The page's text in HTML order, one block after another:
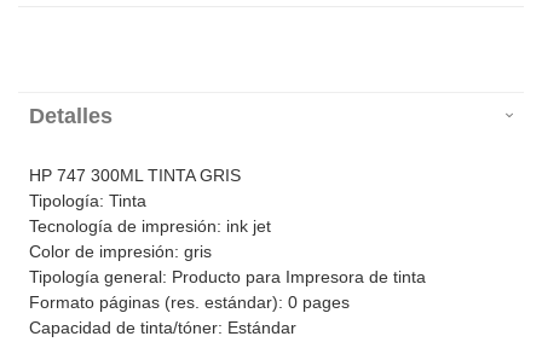
Detalles
HP 747 300ML TINTA GRIS
Tipología: Tinta
Tecnología de impresión: ink jet
Color de impresión: gris
Tipología general: Producto para Impresora de tinta
Formato páginas (res. estándar): 0 pages
Capacidad de tinta/tóner: Estándar